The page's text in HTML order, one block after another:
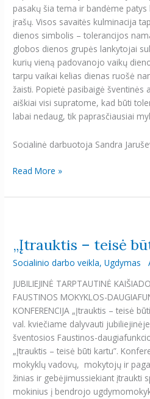
pasakų šia tema ir bandėme
įrašų. Visos savaitės kulminacija
dienos simbolis – tolerancijos
globos dienos grupės lankytojai
kurių vieną padovanojo vaikų
tarpu vaikai kelias dienas ruošė
žaisti. Popietė pasibaigė
aiškiai visi supratome, kad būti
labai nedaug, tik paprasčiausiai
Socialinė darbuotoja Sandra
Read More »
„Įtrauktis – teisė
Socialinio darbo veikla,Ugdymas
JUBILIEJINĖ TARPTAUTINĖ
FAUSTINOS MOKYKLOS-
KONFERENCIJA „Įtrauktis – teisė
val. kviečiame dalyvauti
šventosios Faustinos-
„Įtrauktis – teisė būti kartu”.
mokyklų vadovų, mokytojų ir
žinias ir gebėjimussiekiant įtraukti
mokinius į bendrojo
teisė
būti
kartu“